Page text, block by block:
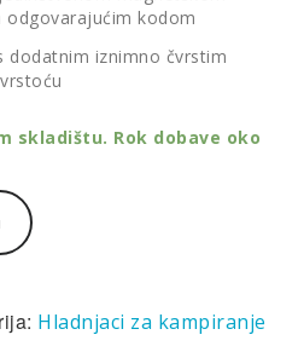
kodom
dodatnim iznimno čvrstim
skladištu. Rok dobave oko
Hladnjaci za kampiranje